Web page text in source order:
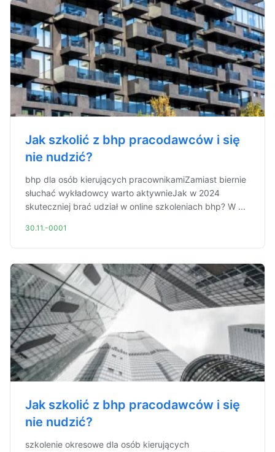
Jak szkolić z bhp pracodawców i się
nie nudzić?
bhp dla osób kierujących pracownikamiZamiast biernie
słuchać wykładowcy warto aktywnieJak w 2024
skuteczniej brać udział w online szkoleniach bhp? W ...
30.11.-0001
Jak szkolić z bhp pracodawców i się
nie nudzić?
szkolenie okresowe dla osób kierujących